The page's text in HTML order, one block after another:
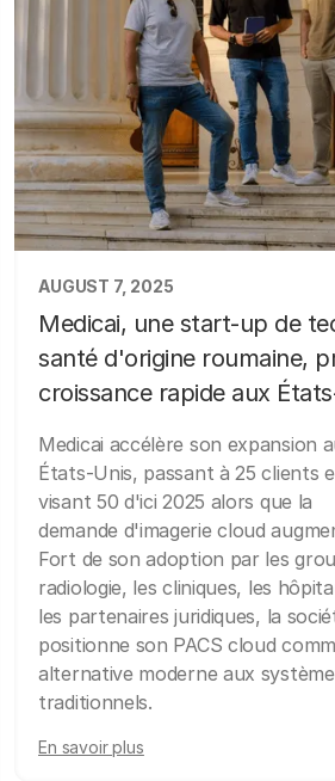
AUGUST 7, 2025
Medicai, une start-up de
santé d'origine roumaine,
croissance rapide aux
Medicai accélère son expansion
États-Unis, passant à 25 clients
visant 50 d'ici 2025 alors que la
demande d'imagerie cloud
Fort de son adoption par les
radiologie, les cliniques, les
les partenaires juridiques, la
positionne son PACS cloud
alternative moderne aux
traditionnels.
En savoir plus